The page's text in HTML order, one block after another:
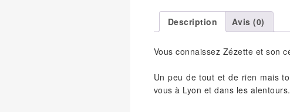
Description Avis (0)
Vous connaissez Zézette et son
Un peu de tout et de rien mais
vous à Lyon et dans les alentours.